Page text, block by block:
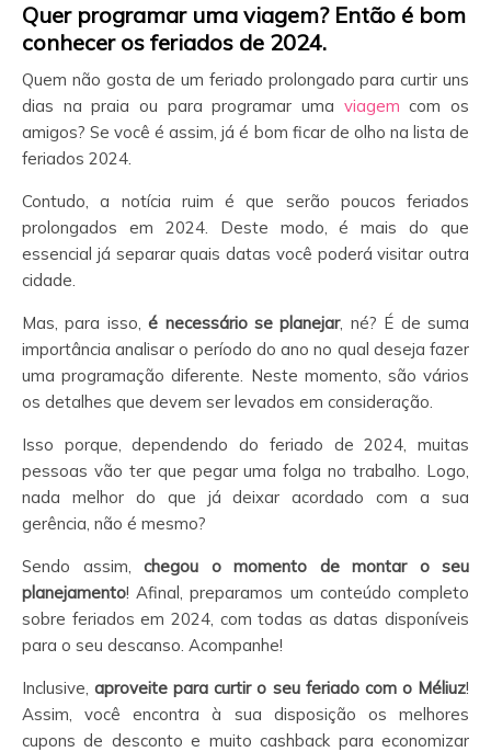
Quer programar uma viagem? Então é bom
conhecer os feriados de 2024.
Quem não gosta de um feriado prolongado para curtir uns
dias na praia ou para programar uma viagem com os
amigos? Se você é assim, já é bom ficar de olho na lista de
feriados 2024.
Contudo, a notícia ruim é que serão poucos feriados
prolongados em 2024. Deste modo, é mais do que
essencial já separar quais datas você poderá visitar outra
cidade.
Mas, para isso,é necessário se planejar, né? É de suma
importância analisar o período do ano no qual deseja fazer
uma programação diferente. Neste momento, são vários
os detalhes que devem ser levados em consideração.
Isso porque, dependendo do feriado de 2024, muitas
pessoas vão ter que pegar uma folga no trabalho. Logo,
nada melhor do que já deixar acordado com a sua
gerência, não é mesmo?
Sendo assim, chegou o momento de montar o seu
planejamento! Afinal, preparamos um conteúdo completo
sobre feriados em 2024, com todas as datas disponíveis
para o seu descanso. Acompanhe!
Inclusive, aproveite para curtir o seu feriado com o Méliuz!
Assim, você encontra à sua disposição os melhores
cupons de desconto e muito cashback para economizar